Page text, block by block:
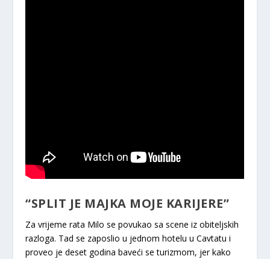
“SPLIT JE MAJKA MOJE KARIJERE”
Za vrijeme rata Milo se povukao sa scene iz obiteljskih
razloga. Tad se zaposlio u jednom hotelu u Cavtatu i
proveo je deset godina baveći se turizmom, jer kako